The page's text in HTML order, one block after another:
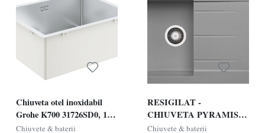
Chiuveta otel inoxidabil
Grohe K700 31726SD0, 1
cuva, 550 x 450 mm, kit de
Chiuvete & baterii
RESIGILAT -
CHIUVETA PYRAMIS
ALAZIA 1B 1D 79x50
Chiuvete & baterii